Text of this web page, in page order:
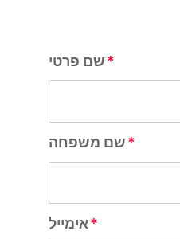
שם פרטי
שם משפחה
אימייל